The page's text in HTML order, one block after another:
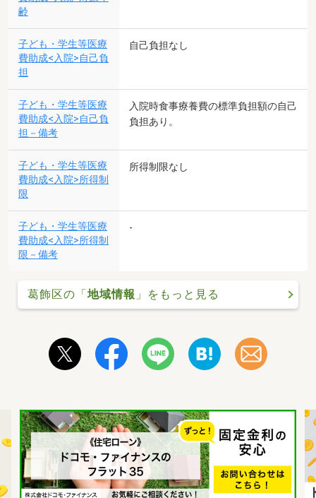
齢
子ども・学生等医療
費助成<入院>自己負
担
自己負担なし
子ども・学生等医療
費助成<入院>自己負
担－備考
入院時食事療養費の標準負担額の自己
負担あり。
子ども・学生等医療
費助成<入院>所得制
限
所得制限なし
子ども・学生等医療
費助成<入院>所得制
限－備考
-
葛飾区の「 地域情報 」をもっと見る